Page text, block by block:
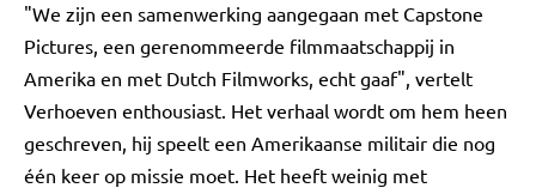
"We zijn een samenwerking aangegaan met Capstone
Pictures, een gerenommeerde filmmaatschappij in
Amerika en met Dutch Filmworks, echt gaaf", vertelt
Verhoeven enthousiast. Het verhaal wordt om hem heen
geschreven, hij speelt een Amerikaanse militair die nog
één keer op missie moet. Het heeft weinig met